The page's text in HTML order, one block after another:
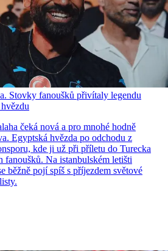
Stovky fanoušků přivítaly legendu
čeká nová a pro mnohé hodně
Egyptská hvězda po odchodu z
kde ji už při příletu do Turecka
fanoušků. Na istanbulském letišti
běžně pojí spíš s příjezdem světové